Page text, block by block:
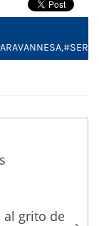
,
al grito de